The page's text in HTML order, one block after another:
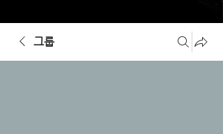
그룹